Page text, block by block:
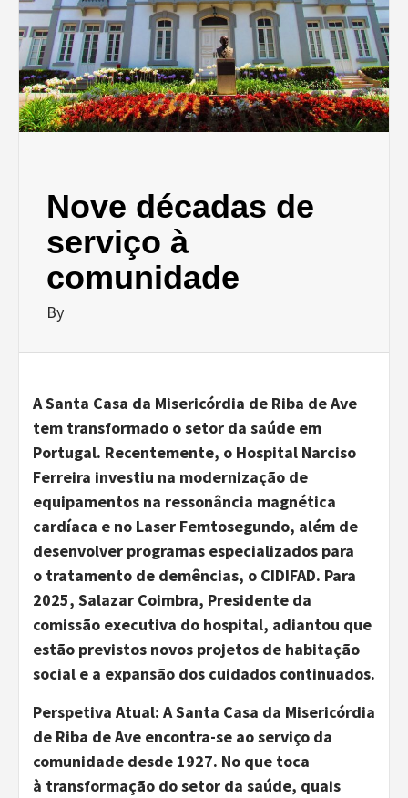
Nove décadas de
serviço à
comunidade
By
ASanta Casa da Misericórdia de Riba de Ave
tem transformado o setor da saúde em
Portugal. Recentemente, o Hospital Narciso
Ferreira investiu na modernização de
equipamentos na ressonância magnética
cardíaca e no Laser Femtosegundo, além de
desenvolver programas especializados para
o tratamento de demências, o CIDIFAD. Para
2025, Salazar Coimbra, Presidente da
comissão executiva do hospital, adiantou que
estão previstos novos projetos de habitação
social e a expansão dos cuidados continuados.
Perspetiva Atual: A Santa Casa da Misericórdia
de Riba deAve encontra-se ao serviço da
comunidade desde 1927. No que toca
à transformação do setor da saúde, quais